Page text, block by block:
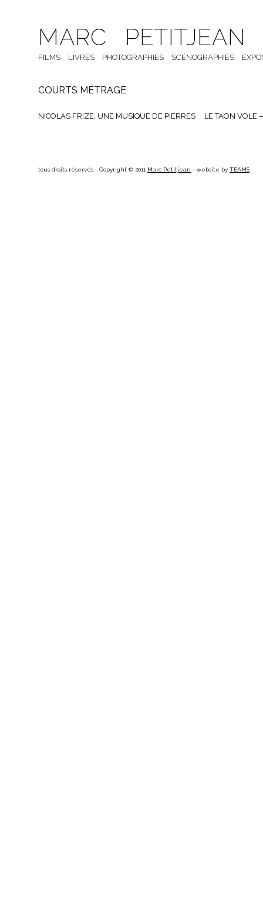
MARC PETITJEAN
FILMS LIVRES PHOTOGRAPHIES SCÉNOGRAPHIES
COURTS MÉTRAGE
NICOLAS FRIZE, UNE MUSIQUE DE PIERRES LE TAON VOLE
tous droits réservés - Copyright © 2011 Marc Petitjean - website by TEAMS